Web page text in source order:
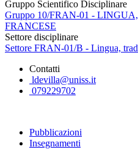
Gruppo Scientifico Disciplinare
Gruppo 10/FRAN-01 -
FRANCESE
Settore disciplinare
Settore FRAN-01/B - Lingua,
Contatti
ldevilla@uniss.it
079229702
Pubblicazioni
Insegnamenti